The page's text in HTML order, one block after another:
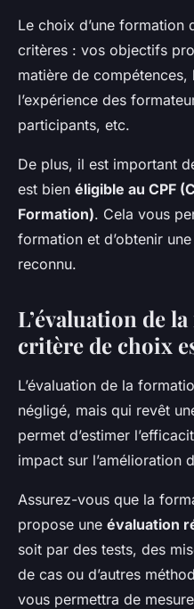
Le choix d’une
critères : vos objectifs
matière de
l’expérience des
participants, etc.
De plus, il est important
est bien éligible au CPF
Formation). Cela vous
formation et d’obtenir
reconnu.
L’évaluation de
critère de choix
L’évaluation de la
négligé, mais qui revêt
permet d’estimer
impact sur l’amélioration
Assurez-vous que la
propose une évaluation
soit par des tests, des
de cas ou d’autres
vous permettra de